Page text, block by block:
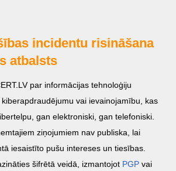
incidentu risināšana
atbalsts
par informācijas tehnoloģiju
vai ievainojamību, kas
gan elektroniski, gan telefoniski.
ziņojumiem nav publiska, lai
iesaistīto pušu intereses un tiesības.
šifrētā veidā, izmantojot PGPvai